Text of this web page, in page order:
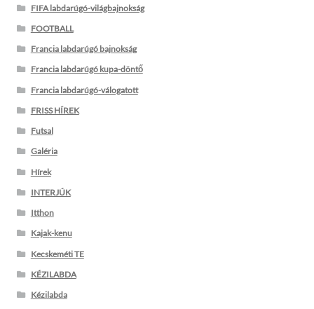
FIFA labdarúgó-világbajnokság
FOOTBALL
Francia labdarúgó bajnokság
Francia labdarúgó kupa-döntő
Francia labdarúgó-válogatott
FRISS HÍREK
Futsal
Galéria
Hírek
INTERJÚK
Itthon
Kajak-kenu
Kecskeméti TE
KÉZILABDA
Kézilabda